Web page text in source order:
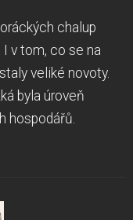
chalup
v tom, co se na
veliké novoty.
byla úroveň
hospodářů.